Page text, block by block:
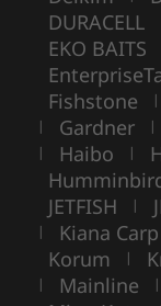
DURACELL
EKO BAITS
Fishstone |
| Gardner |
| Haibo |
JETFISH |
| Kiana Carp
Korum |
| Mainline |